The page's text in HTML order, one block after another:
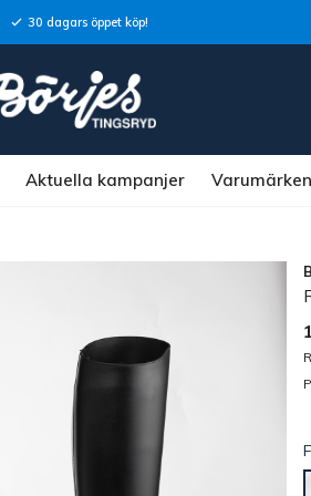
30 dagars öppet köp!
Aktuella kampanjer Varumärken